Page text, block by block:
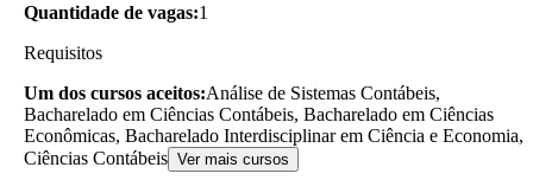
Quantidade de vagas:1
Requisitos
Um dos cursos aceitos:Análise de Sistemas Contábeis,
Bacharelado em Ciências Contábeis, Bacharelado em Ciências
Econômicas, Bacharelado Interdisciplinar em Ciência e Economia,
Ciências Contábeis Ver mais cursos